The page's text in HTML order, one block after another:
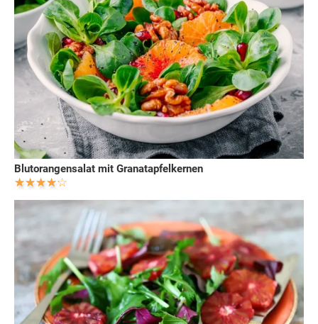
Blutorangensalat mit Granatapfelkernen